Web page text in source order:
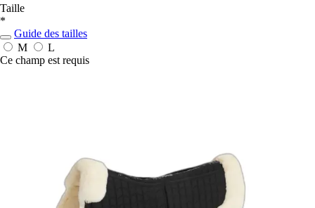
Taille
*
Guide des tailles
M
L
Ce champ est requis